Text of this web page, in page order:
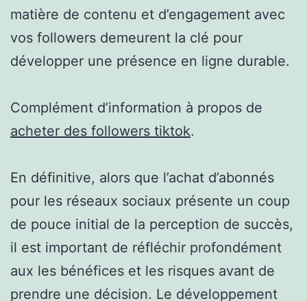
matière de contenu et d’engagement avec
vos followers demeurent la clé pour
développer une présence en ligne durable.
Complément d’information à propos de
acheter des followers tiktok.
En définitive, alors que l’achat d’abonnés
pour les réseaux sociaux présente un coup
de pouce initial de la perception de succès,
il est important de réfléchir profondément
aux les bénéfices et les risques avant de
prendre une décision. Le développement